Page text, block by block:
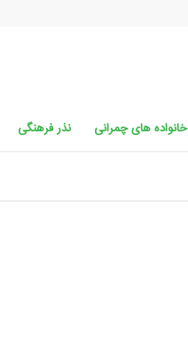
خانواده های چمرانی نذر فرهنگی